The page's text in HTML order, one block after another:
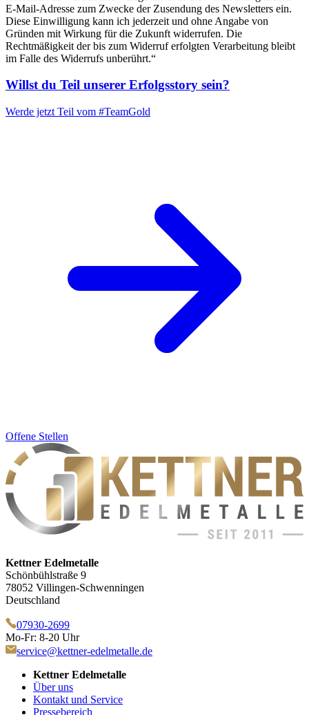
E-Mail-Adresse zum Zwecke der Zusendung des Newsletters ein.
Diese Einwilligung kann ich jederzeit und ohne Angabe von
Gründen mit Wirkung für die Zukunft widerrufen. Die
Rechtmäßigkeit der bis zum Widerruf erfolgten Verarbeitung bleibt
im Falle des Widerrufs unberührt.“
Willst du Teil unserer Erfolgsstory sein?
Werde jetzt Teil vom #TeamGold
Offene Stellen
Kettner Edelmetalle
Schönbühlstraße 9
78052 Villingen-Schwenningen
Deutschland
07930-2699
Mo-Fr: 8-20 Uhr
service@kettner-edelmetalle.de
Kettner Edelmetalle
Über uns
Kontakt und Service
Pressebereich